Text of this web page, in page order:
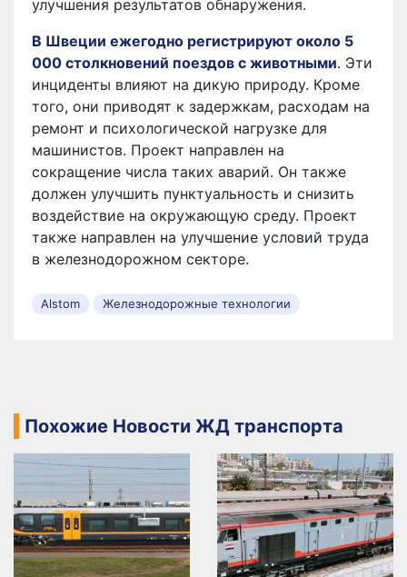
улучшения результатов обнаружения.
В Швеции ежегодно регистрируют около 5
000 столкновений поездов с животными. Эти
инциденты влияют на дикую природу. Кроме
того, они приводят к задержкам, расходам на
ремонт и психологической нагрузке для
машинистов. Проект направлен на
сокращение числа таких аварий. Он также
должен улучшить пунктуальность и снизить
воздействие на окружающую среду. Проект
также направлен на улучшение условий труда
в железнодорожном секторе.
Alstom Железнодорожные технологии
Похожие Новости ЖД транспорта